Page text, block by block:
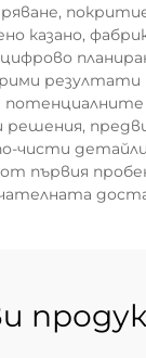
казано,
решения,
чисти
първия